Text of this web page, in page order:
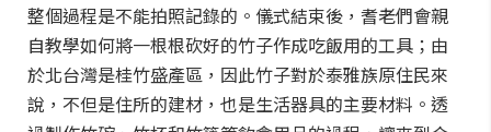
整個過程是不能拍照記錄的。儀式結束後，耆老們會親
自教學如何將一根根砍好的竹子作成吃飯用的工具；由
於北台灣是桂竹盛產區，因此竹子對於泰雅族原住民來
說，不但是住所的建材，也是生活器具的主要材料。透